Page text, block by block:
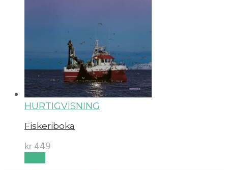
HURTIGVISNING
Fiskeriboka
kr 449